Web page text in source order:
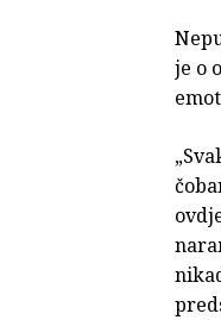
je o